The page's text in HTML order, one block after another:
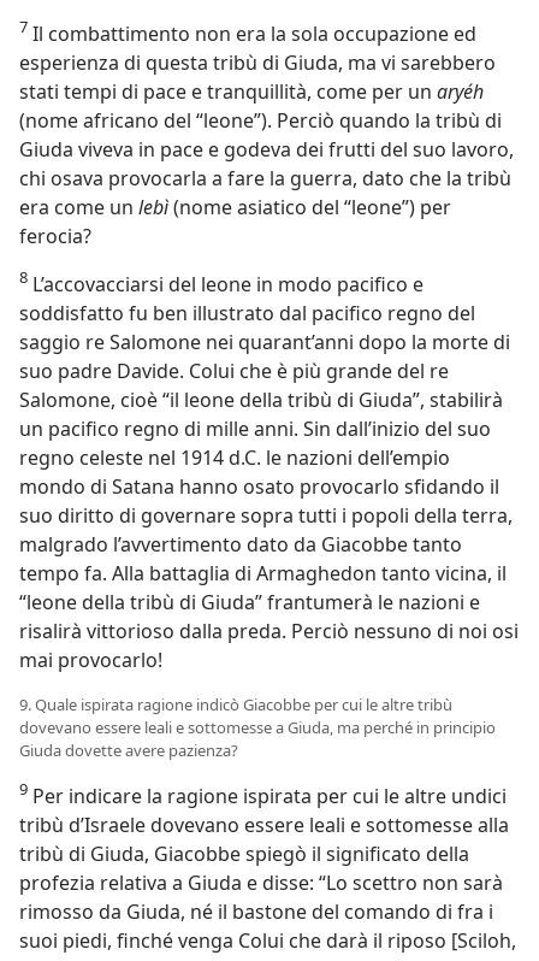
7 Il combattimento non era la sola occupazione ed
esperienza di questa tribù di Giuda, ma vi sarebbero
stati tempi di pace e tranquillità, come per un aryéh
(nome africano del “leone”). Perciò quando la tribù di
Giuda viveva in pace e godeva dei frutti del suo lavoro,
chi osava provocarla a fare la guerra, dato che la tribù
era come un lebì(nome asiatico del “leone”) per
ferocia?
8 L’accovacciarsi del leone in modo pacifico e
soddisfatto fu ben illustrato dal pacifico regno del
saggio re Salomone nei quarant’anni dopo la morte di
suo padre Davide. Colui che è più grande del re
Salomone, cioè “il leone della tribù di Giuda”, stabilirà
un pacifico regno di mille anni. Sin dall’inizio del suo
regno celeste nel 1914 d.C. le nazioni dell’empio
mondo di Satana hanno osato provocarlo sfidando il
suo diritto di governare sopra tutti i popoli della terra,
malgrado l’avvertimento dato da Giacobbe tanto
tempo fa. Alla battaglia di Armaghedon tanto vicina, il
“leone della tribù di Giuda” frantumerà le nazioni e
risalirà vittorioso dalla preda. Perciò nessuno di noi osi
mai provocarlo!
9. Quale ispirata ragione indicò Giacobbe per cui le altre tribù
dovevano essere leali e sottomesse a Giuda, ma perché in principio
Giuda dovette avere pazienza?
9 Per indicare la ragione ispirata per cui le altre undici
tribù d’Israele dovevano essere leali e sottomesse alla
tribù di Giuda, Giacobbe spiegò il significato della
profezia relativa a Giuda e disse: “Lo scettro non sarà
rimosso da Giuda, né il bastone del comando di fra i
suoi piedi, finché venga Colui che darà il riposo [Sciloh,